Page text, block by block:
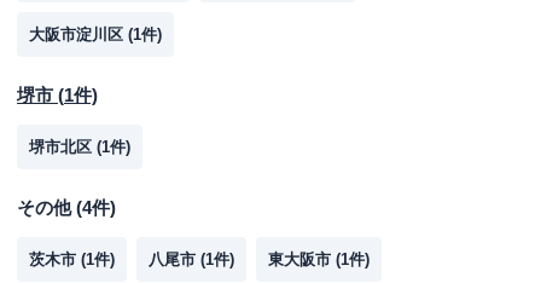
大阪市淀川区 (1件)
堺市 (1件)
堺市北区 (1件)
その他(4件)
茨木市 (1件) 八尾市 (1件) 東大阪市 (1件)